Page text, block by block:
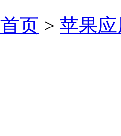
首页 > 苹果